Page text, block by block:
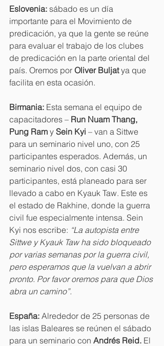
Eslovenia: sábado es un día
importante para el Movimiento de
predicación, ya que la gente se reúne
para evaluar el trabajo de los clubes
de predicación en la parte oriental del
país. Oremos por Oliver Buljat ya que
facilita en esta ocasión.
Birmania: Esta semana el equipo de
capacitadores – Run Nuam Thang,
Pung Ram y Sein Kyi – van a Sittwe
para un seminario nivel uno, con 25
participantes esperados. Además, un
seminario nivel dos, con casi 30
participantes, está planeado para ser
llevado a cabo en Kyauk Taw. Este es
el estado de Rakhine, donde la guerra
civil fue especialmente intensa. Sein
Kyi nos escribe: “La autopista entre
Sittwe y Kyauk Taw ha sido bloqueado
por varias semanas por la guerra civil,
pero esperamos que la vuelvan a abrir
pronto. Por favor oremos para que Dios
abra un camino”.
España: Alrededor de 25 personas de
las islas Baleares se reúnen el sábado
para un seminario con Andrés Reid. El